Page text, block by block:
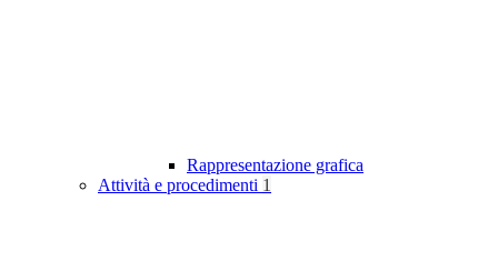
Rappresentazione grafica
Attività e procedimenti 1